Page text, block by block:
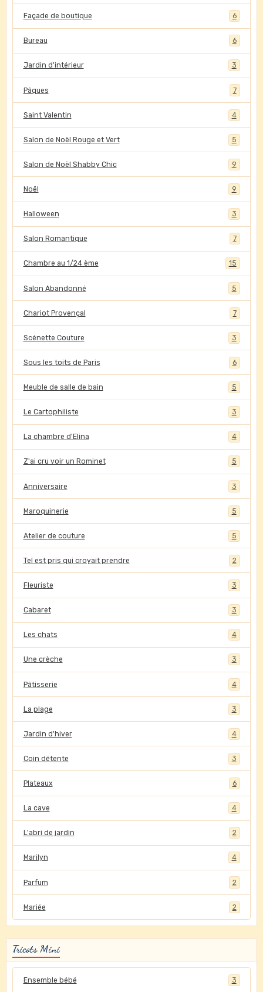
Façade de boutique 6
Bureau 6
Jardin d'intérieur 3
Pâques 7
Saint Valentin 4
Salon de Noël Rouge et Vert 5
Salon de Noël Shabby Chic 9
Noël 9
Halloween 3
Salon Romantique 7
Chambre au 1/24 ème 15
Salon Abandonné 5
Chariot Provençal 7
Scénette Couture 3
Sous les toits de Paris 6
Meuble de salle de bain 5
Le Cartophiliste 3
La chambre d'Elina 4
Z'ai cru voir un Rominet 5
Anniversaire 3
Maroquinerie 5
Atelier de couture 5
Tel est pris qui croyait prendre 2
Fleuriste 3
Cabaret 3
Les chats 4
Une crèche 3
Pâtisserie 4
La plage 3
Jardin d'hiver 4
Coin détente 3
Plateaux 6
La cave 4
L'abri de jardin 2
Marilyn 4
Parfum 2
Mariée 2
Tricots Mini
Ensemble bébé 3